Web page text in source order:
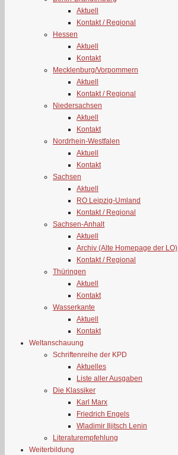
Aktuell
Kontakt / Regional
Hessen
Aktuell
Kontakt
Mecklenburg/Vorpommern
Aktuell
Kontakt / Regional
Niedersachsen
Aktuell
Kontakt
Nordrhein-Westfalen
Aktuell
Kontakt
Sachsen
Aktuell
RO Leipzig-Umland
Kontakt / Regional
Sachsen-Anhalt
Aktuell
Archiv (Alte Homepage der LO)
Kontakt / Regional
Thüringen
Aktuell
Kontakt
Wasserkante
Aktuell
Kontakt
Weltanschauung
Schriftenreihe der KPD
Aktuelles
Liste aller Ausgaben
Die Klassiker
Karl Marx
Friedrich Engels
Wladimir Iljitsch Lenin
Literaturempfehlung
Weiterbildung